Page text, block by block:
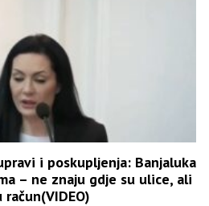
i poskupljenja: Banjaluka
– ne znaju gdje su ulice, ali